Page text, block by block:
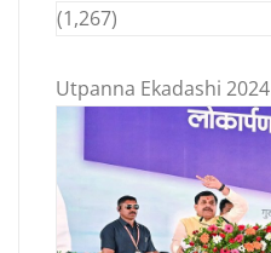
(1,267)
Utpanna Ekadashi 2024